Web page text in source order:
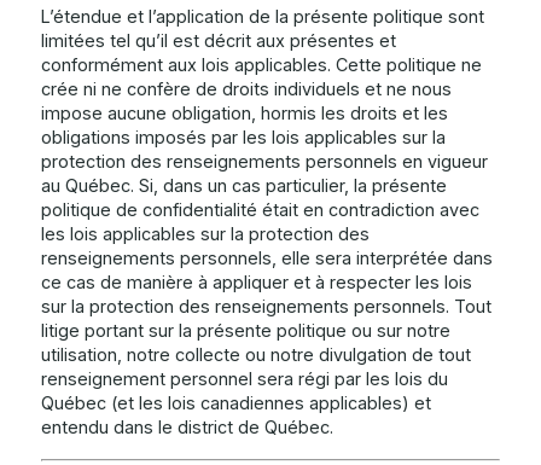
L’étendue et l’application de la présente politique sont
limitées tel qu’il est décrit aux présentes et
conformément aux lois applicables. Cette politique ne
crée ni ne confère de droits individuels et ne nous
impose aucune obligation, hormis les droits et les
obligations imposés par les lois applicables sur la
protection des renseignements personnels en vigueur
au Québec. Si, dans un cas particulier, la présente
politique de confidentialité était en contradiction avec
les lois applicables sur la protection des
renseignements personnels, elle sera interprétée dans
ce cas de manière à appliquer et à respecter les lois
sur la protection des renseignements personnels. Tout
litige portant sur la présente politique ou sur notre
utilisation, notre collecte ou notre divulgation de tout
renseignement personnel sera régi par les lois du
Québec (et les lois canadiennes applicables) et
entendu dans le district de Québec.